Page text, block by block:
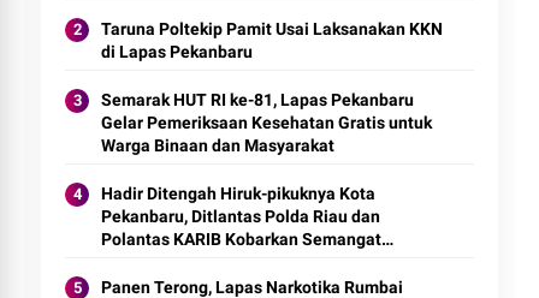
Taruna Poltekip Pamit Usai Laksanakan KKN
di Lapas Pekanbaru
Semarak HUT RI ke-81, Lapas Pekanbaru
Gelar Pemeriksaan Kesehatan Gratis untuk
Warga Binaan dan Masyarakat
Hadir Ditengah Hiruk-pikuknya Kota
Pekanbaru, Ditlantas Polda Riau dan
Polantas KARIB Kobarkan Semangat
Policing Jelang HUT RI Ke-81 Tahun
Panen Terong, Lapas Narkotika Rumbai